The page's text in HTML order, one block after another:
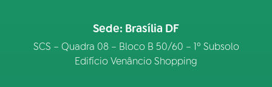
Sede: Brasília DF
SCS – Quadra 08 – Bloco B 50/60 – 1º Subsolo
Edifício Venâncio Shopping